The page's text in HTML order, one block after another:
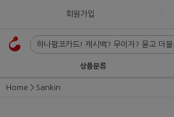
회원가입
상품분류
Home Sankin